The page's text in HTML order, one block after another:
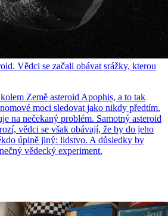
Vědci se začali obávat srážky, kterou
Země asteroid Apophis, a to tak
moci sledovat jako nikdy předtím.
na nečekaný problém. Samotný asteroid
vědci se však obávají, že by do jeho
úplně jiný: lidstvo. A důsledky by
vědecký experiment.